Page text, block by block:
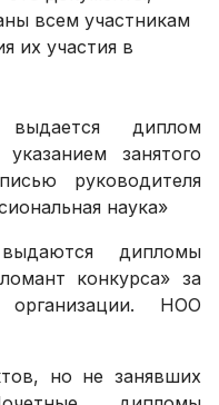
всем участникам
их участия в
диплом
занятого
руководителя
наука»
дипломы
конкурса» за
организации. НОО
но не занявших